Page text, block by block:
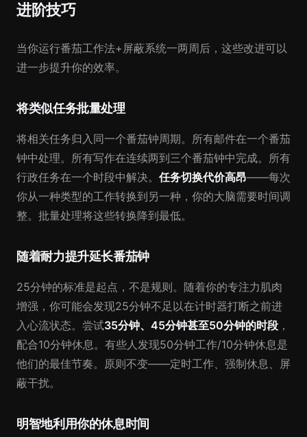
进阶技巧
当你运行番茄工作法+屏蔽系统一两周后，这些改进可以
进一步提升你的效率。
将类似任务批量处理
将相关任务归入同一个番茄钟周期。所有邮件在一个番茄
钟中处理。所有写作在连续两到三个番茄钟中完成。所有
行政任务在一个时段中解决。 任务切换代价高昂——每次
你从一种类型的工作转换到另一种，你的大脑需要时间调
整。批量处理将这些转换降到最低。
随着耐力提升延长番茄钟
25分钟的标准是起点，不是规则。随着你的专注力肌肉
增强，你可能会发现25分钟不足以在计时器打断之前进
入心流状态。尝试35分钟、45分钟甚至50分钟的时段 ，
配合10分钟休息。有些人发现50分钟工作/10分钟休息是
他们的最佳节奏。原则不变——定时工作、强制休息、屏
蔽干扰。
明智地利用你的休息时间